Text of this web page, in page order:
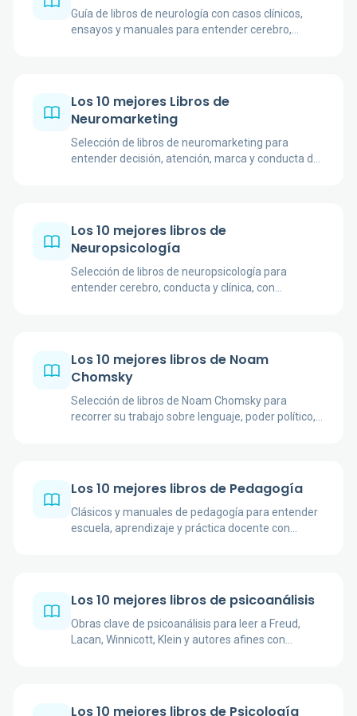
Guía de libros de neurología con casos clínicos,
ensayos y manuales para entender cerebro,
Los 10 mejores Libros de
Neuromarketing
Selección de libros de neuromarketing para
entender decisión, atención, marca y conducta de
Los 10 mejores libros de
Neuropsicología
Selección de libros de neuropsicología para
entender cerebro, conducta y clínica, con
Los 10 mejores libros de Noam
Chomsky
Selección de libros de Noam Chomsky para
recorrer su trabajo sobre lenguaje, poder político,
Los 10 mejores libros de Pedagogía
Clásicos y manuales de pedagogía para entender
escuela, aprendizaje y práctica docente con
Los 10 mejores libros de psicoanálisis
Obras clave de psicoanálisis para leer a Freud,
Lacan, Winnicott, Klein y autores afines con
Los 10 mejores libros de Psicología